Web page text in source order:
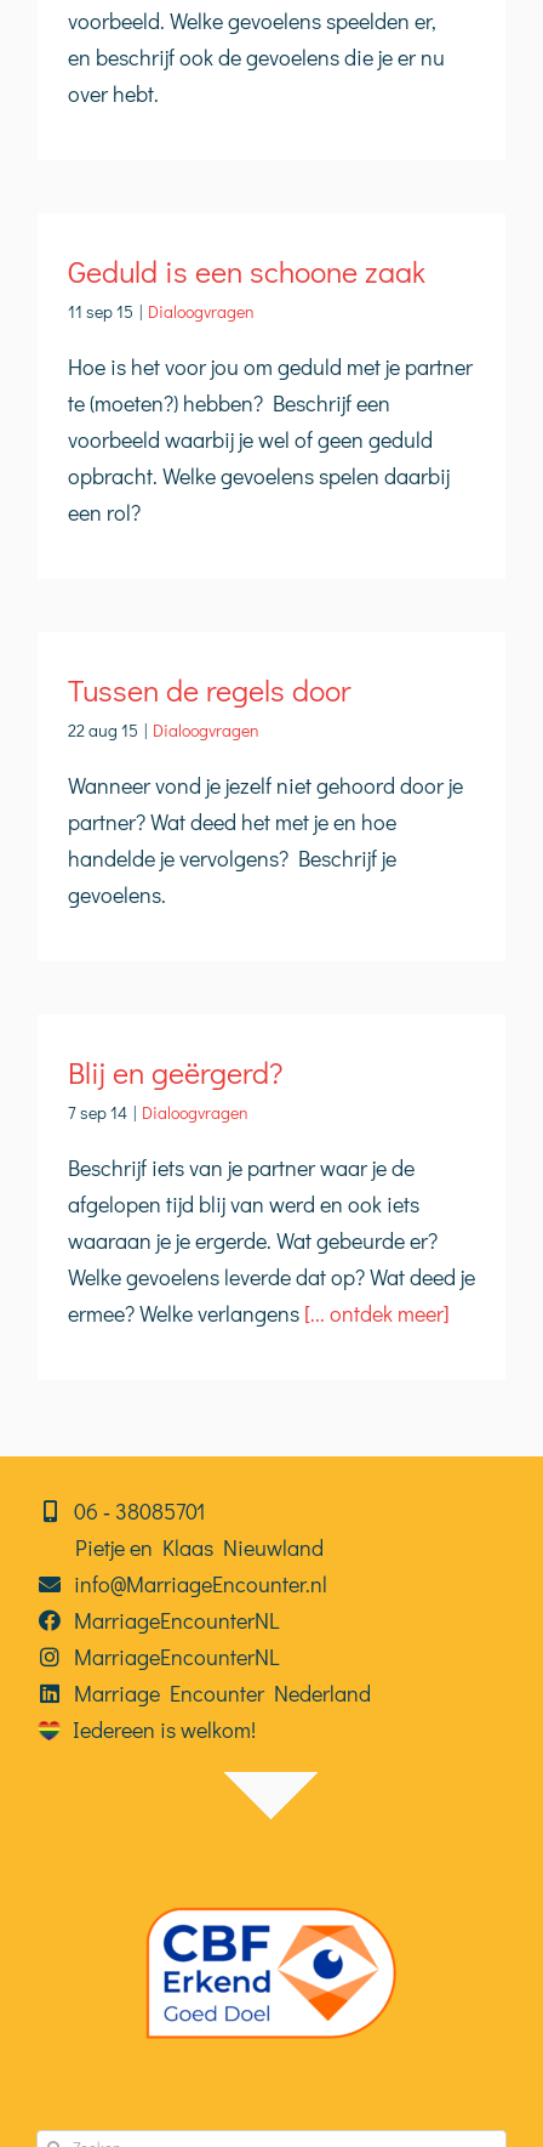
voorbeeld. Welke gevoelens speelden er,
en beschrijf ook de gevoelens die je er nu
over hebt.
Geduld is een schoone zaak
11 sep 15 | Dialoogvragen
Hoe is het voor jou om geduld met je partner
te (moeten?) hebben? Beschrijf een
voorbeeld waarbij je wel of geen geduld
opbracht. Welke gevoelens spelen daarbij
een rol?
Tussen de regels door
22 aug 15 | Dialoogvragen
Wanneer vond je jezelf niet gehoord door je
partner? Wat deed het met je en hoe
handelde je vervolgens? Beschrijf je
gevoelens.
Blij en geërgerd?
7 sep 14 | Dialoogvragen
Beschrijf iets van je part­ner waar je de
afgelopen tijd blij van werd en ook iets
waaraan je je erg­erde. Wat gebeurde er?
Welke gevoe­lens leverde dat op? Wat deed je
ermee? Welke ver­lan­gens [... ontdek meer]
06⁠⁠ ‑ 38085701
Pietje en Klaas Nieuwland
info@MarriageEncounter.nl
MarriageEncounterNL
MarriageEncounterNL
Marriage Encounter Nederland
Iedereen is welkom!